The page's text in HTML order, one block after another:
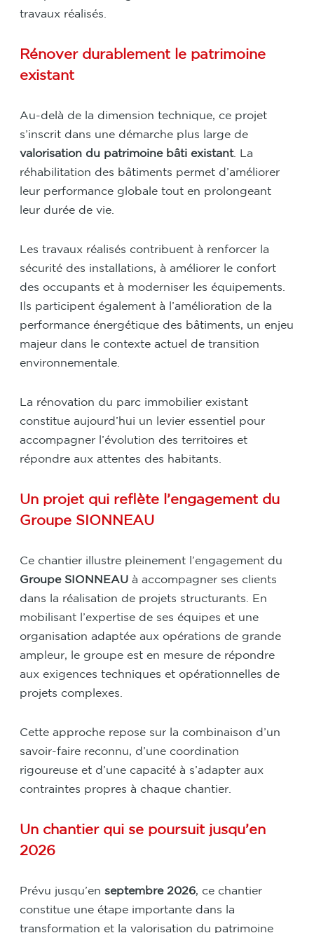
travaux réalisés.
Rénover durablement le patrimoine
existant
Au-delà de la dimension technique, ce projet
s’inscrit dans une démarche plus large de
valorisation du patrimoine bâti existant. La
réhabilitation des bâtiments permet d’améliorer
leur performance globale tout en prolongeant
leur durée de vie.
Les travaux réalisés contribuent à renforcer la
sécurité des installations, à améliorer le confort
des occupants et à moderniser les équipements.
Ils participent également à l’amélioration de la
performance énergétique des bâtiments, un enjeu
majeur dans le contexte actuel de transition
environnementale.
La rénovation du parc immobilier existant
constitue aujourd’hui un levier essentiel pour
accompagner l’évolution des territoires et
répondre aux attentes des habitants.
Un projet qui reflète l’engagement du
Groupe SIONNEAU
Ce chantier illustre pleinement l’engagement du
Groupe SIONNEAU à accompagner ses clients
dans la réalisation de projets structurants. En
mobilisant l’expertise de ses équipes et une
organisation adaptée aux opérations de grande
ampleur, le groupe est en mesure de répondre
aux exigences techniques et opérationnelles de
projets complexes.
Cette approche repose sur la combinaison d’un
savoir-faire reconnu, d’une coordination
rigoureuse et d’une capacité à s’adapter aux
contraintes propres à chaque chantier.
Un chantier qui se poursuit jusqu’en
2026
Prévu jusqu’en septembre 2026, ce chantier
constitue une étape importante dans la
transformation et la valorisation du patrimoine